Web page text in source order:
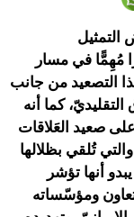
يوليو 2017 بتخفيض التمثيل
مُهِمًّا في مسار
التصعيد من جانب
كما أنه
صعيد العَلاقات
تُلقي بظلالها
أنها تؤشر
ومؤسّساته